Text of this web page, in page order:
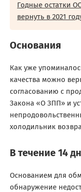
Годные остатки
вернуть в 2021
Основания
Как уже
качества можно
согласованию с
Закона «О ЗПП» и
холодильник
В течение 14
Основанием для
обнаружение